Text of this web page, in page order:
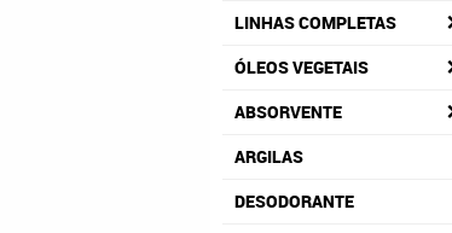
LINHAS COMPLETAS
ÓLEOS VEGETAIS
ABSORVENTE
ARGILAS
DESODORANTE